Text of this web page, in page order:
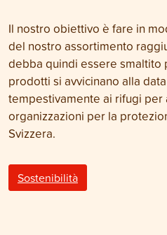
Il nostro obiettivo è fare in
del nostro assortimento
debba quindi essere smaltito
prodotti si avvicinano alla
tempestivamente ai rifugi per
organizzazioni per la
Svizzera.
Sostenibilità